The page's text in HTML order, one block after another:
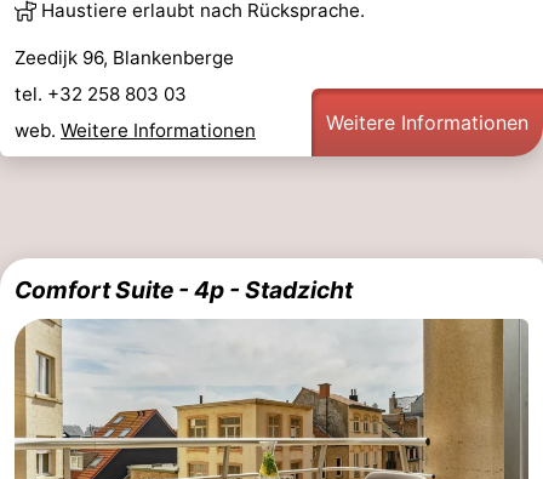
Haustiere erlaubt nach Rücksprache.
Zeedijk 96, Blankenberge
tel. +32 258 803 03
web. Weitere Informationen Weitere Informationen
Comfort Suite - 4p - Stadzicht